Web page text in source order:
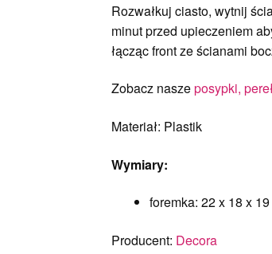
Rozwałkuj ciasto, wytnij
minut przed upieczeniem
łącząc front ze ścianami
Zobacz naszeposypki,
Materiał: Plastik
Wymiary:
foremka: 22 x 18 x
Producent: Decora